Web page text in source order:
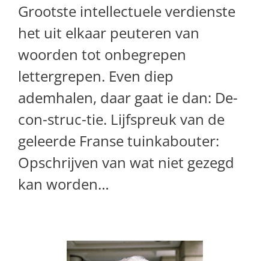
Grootste intellectuele verdienste
het uit elkaar peuteren van
woorden tot onbegrepen
lettergrepen. Even diep
ademhalen, daar gaat ie dan: De-
con-struc-tie. Lijfspreuk van de
geleerde Franse tuinkabouter:
Opschrijven van wat niet gezegd
kan worden…